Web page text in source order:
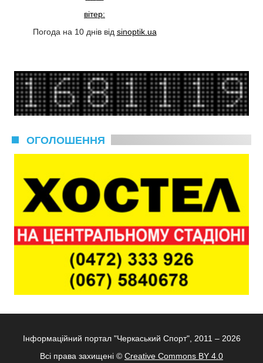
вітер:
Погода на 10 днів від sinoptik.ua
ОГОЛОШЕННЯ
Інформаційний портал "Черкаський Спорт", 2011 – 2026
Всі права захищені © Creative Commons BY 4.0